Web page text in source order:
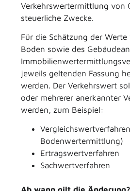
Verkehrswertermittlung von
steuerliche Zwecke.
Für die Schätzung der
Boden sowie des
jeweils geltenden Fassung
werden. Der Verkehrswert
oder mehrerer anerkannter
werden, zum Beispiel:
Bodenwertermittlung)
Ertragswertverfahren
Sachwertverfahren